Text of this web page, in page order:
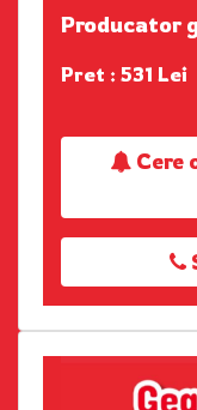
Producator
Pret : 531 Lei
Cere